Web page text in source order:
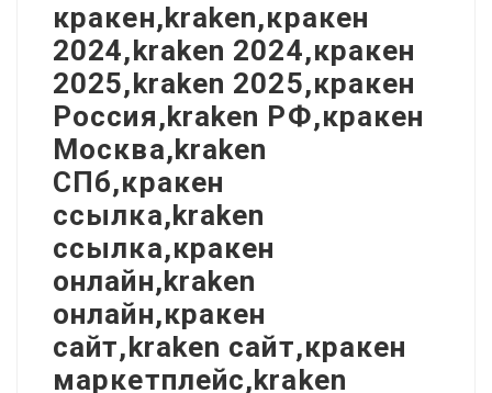
кракен,kraken,кракен
2024,kraken 2024,кракен
2025,kraken 2025,кракен
Россия,kraken РФ,кракен
Москва,kraken
СПб,кракен
ссылка,kraken
ссылка,кракен
онлайн,kraken
онлайн,кракен
сайт,kraken сайт,кракен
маркетплейс,kraken